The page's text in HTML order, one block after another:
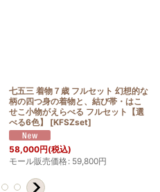
七五三 着物７歳 フルセット 幻想的な
柄の四つ身の着物と、結び帯・はこ
せこ小物がえらべる フルセット【選
べる6色】
[KFSZset]
58,000円(税込)
モール販売価格: 59,800円